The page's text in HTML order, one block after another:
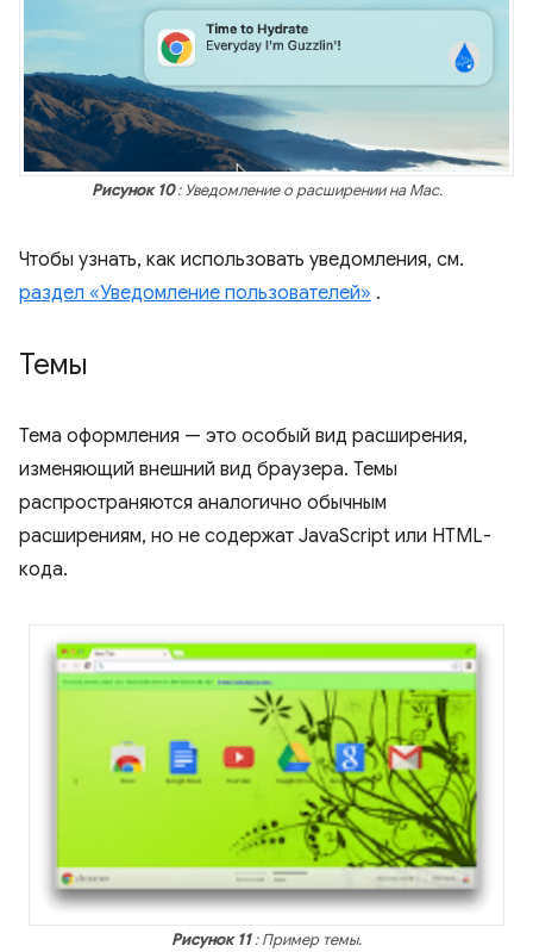
Рисунок 10: Уведомление о расширении на Mac.
Чтобы узнать, как использовать уведомления, см.
раздел «Уведомление пользователей» .
Темы
Тема оформления — это особый вид расширения,
изменяющий внешний вид браузера. Темы
распространяются аналогично обычным
расширениям, но не содержат JavaScript или HTML-
кода.
Рисунок 11: Пример темы.